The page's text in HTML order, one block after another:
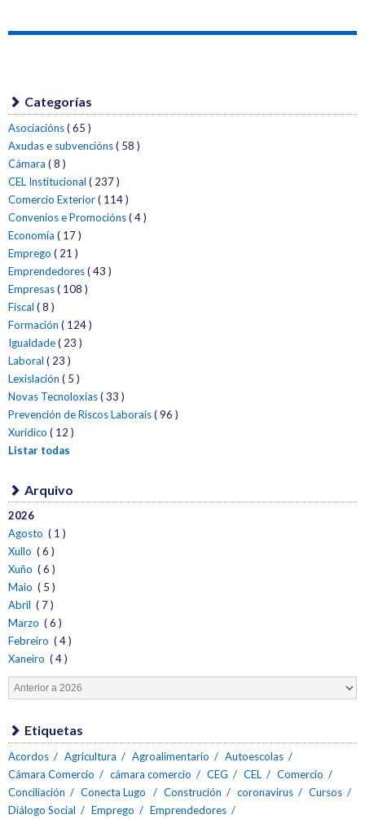
Categorías
Asociacións( 65 )
Axudas e subvencións( 58 )
Cámara ( 8 )
CEL Institucional ( 237 )
Comercio Exterior( 114 )
Convenios e Promocións( 4 )
Economía ( 17 )
Emprego ( 21 )
Emprendedores( 43 )
Empresas( 108 )
Fiscal ( 8 )
Formación ( 124 )
Igualdade( 23 )
Laboral ( 23 )
Lexislación ( 5 )
Novas Tecnoloxías( 33 )
Prevención de Riscos Laborais( 96 )
Xurídico ( 12 )
Listar todas
Arquivo
2026
Agosto ( 1 )
Xullo ( 6 )
Xuño ( 6 )
Maio ( 5 )
Abril ( 7 )
Marzo ( 6 )
Febreiro ( 4 )
Xaneiro ( 4 )
Etiquetas
Acordos Agricultura Agroalimentario
Autoescolas
Cámara Comercio
cámara comercio CEG CEL
Comercio
Conciliación
Conecta Lugo Construción coronavirus
Cursos
Diálogo Social
Emprego
Emprendedores